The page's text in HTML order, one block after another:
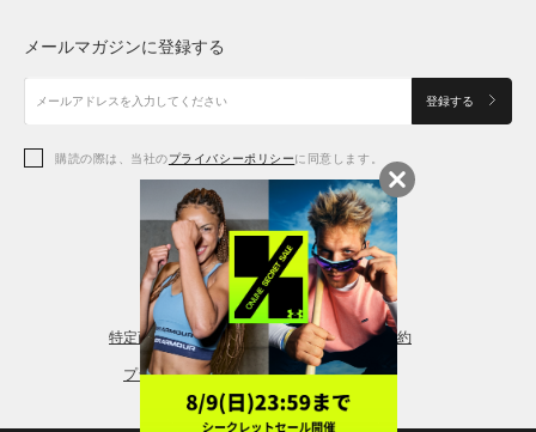
アクセサリー
アクセサリー
シューズ
アクセサリー
レギンス＆タイツ
シューズ
メールマガジンに登録する
登録する
購読の際は、当社のプライバシーポリシーに同意します。
特定商取引法に基づく通販の表記 会員規約
プライバシーポリシー